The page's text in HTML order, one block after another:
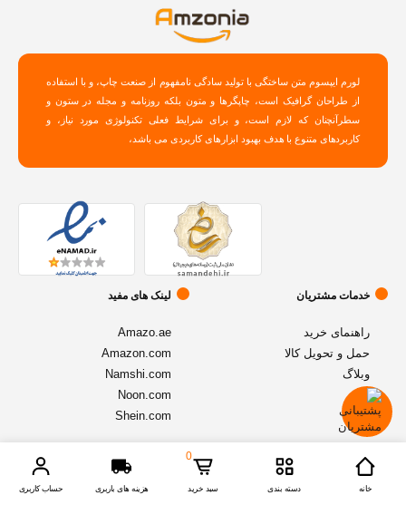
لورم ایپسوم متن ساختگی با تولید سادگی نامفهوم از صنعت چاپ، و با استفاده
از طراحان گرافیک است، چاپگرها و متون بلکه روزنامه و مجله در ستون و
سطرآنچنان که لازم است، و برای شرایط فعلی تکنولوژی مورد نیاز، و
کاربردهای متنوع با هدف بهبود ابزارهای کاربردی می باشد،
خدمات مشتریان
راهنمای خرید
حمل و تحویل کالا
وبلاگ
لینک های مفید
Amazo.ae
Amazon.com
Namshi.com
Noon.com
Shein.com
خانه
دسته بندی
0
سبد خرید هزینه های باربری حساب کاربری